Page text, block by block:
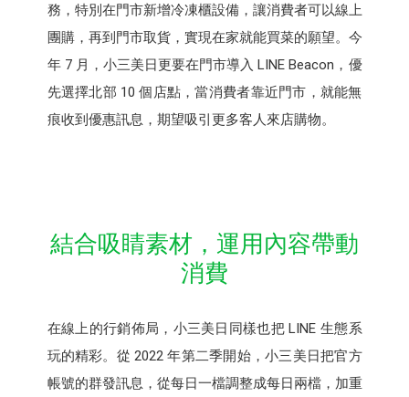
務，特別在門市新增冷凍櫃設備，讓消費者可以線上
團購，再到門市取貨，實現在家就能買菜的願望。今
年 7 月，小三美日更要在門市導入 LINE Beacon，優
先選擇北部 10 個店點，當消費者靠近門市，就能無
痕收到優惠訊息，期望吸引更多客人來店購物。
結合吸睛素材，運用內容帶動
消費
在線上的行銷佈局，小三美日同樣也把 LINE 生態系
玩的精彩。從 2022 年第二季開始，小三美日把官方
帳號的群發訊息，從每日一檔調整成每日兩檔，加重